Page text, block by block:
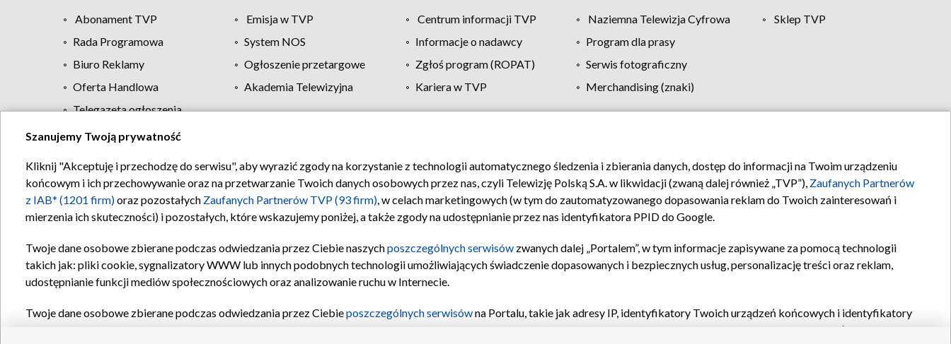
Abonament TVP Emisja w TVP Centrum informacji TVP Naziemna Telewizja Cyfrowa
Sklep TVP
Rada Programowa
System NOS Informacje o nadawcy
Program dla prasy
Biuro Reklamy
Ogłoszenie przetargowe Zgłoś program (ROPAT)
Serwis fotograficzny
Oferta Handlowa
Akademia Telewizyjna Kariera w TVP
Merchandising (znaki)
Telegazeta ogłoszenia
Regulamin TVP Polityka prywatności Moje zgody Pomoc Biuro reklamy Kontakt
Szanujemy Twoją prywatność
Kliknij "Akceptuję i przechodzę do serwisu", aby wyrazić zgody na korzystanie z technologii automatycznego śledzenia i zbierania danych, dostęp do informacji na Twoim urządzeniu
końcowym i ich przechowywanie oraz na przetwarzanie Twoich danych osobowych przez nas, czyli Telewizję Polską S.A. w likwidacji (zwaną dalej również „TVP”), Zaufanych Partnerów
z IAB* (1201 firm)oraz pozostałych Zaufanych Partnerów TVP (93 firm), w celach marketingowych (w tym do zautomatyzowanego dopasowania reklam do Twoich zainteresowań i
mierzenia ich skuteczności) i pozostałych, które wskazujemy poniżej, a także zgody na udostępnianie przez nas identyfikatora PPID do Google.
Twoje dane osobowe zbierane podczas odwiedzania przez Ciebie naszychposzczególnych serwisów zwanych dalej „Portalem”, w tym informacje zapisywane za pomocą technologii
takich jak: pliki cookie, sygnalizatory WWW lub innych podobnych technologii umożliwiających świadczenie dopasowanych i bezpiecznych usług, personalizację treści oraz reklam,
udostępnianie funkcji mediów społecznościowych oraz analizowanie ruchu w Internecie.
Twoje dane osobowe zbierane podczas odwiedzania przez Ciebieposzczególnych serwisówna Portalu, takie jak adresy IP, identyfikatory Twoich urządzeń końcowych i identyfikatory
oraz pozostałych